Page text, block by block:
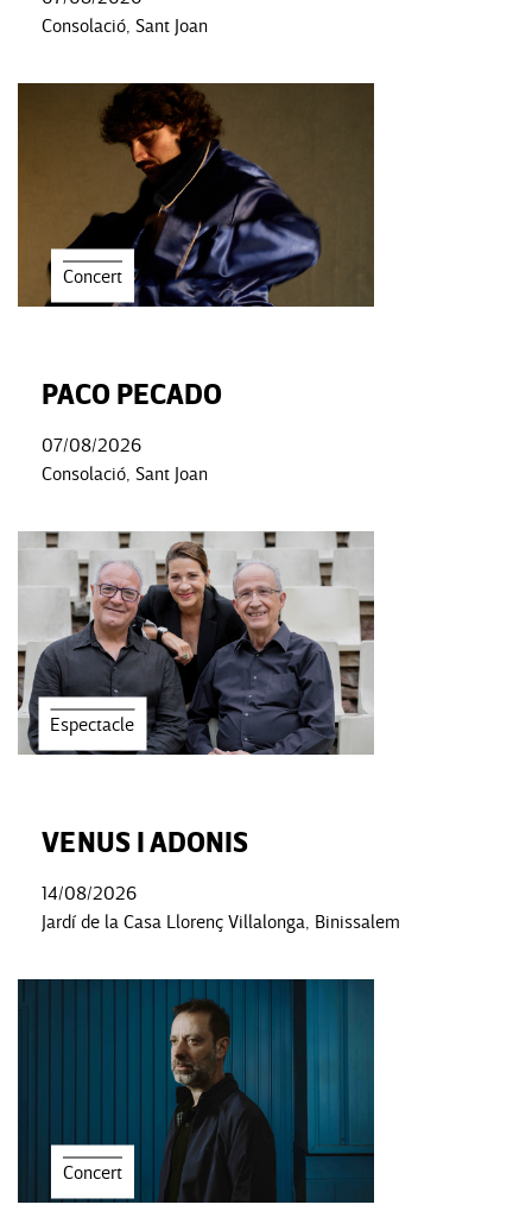
Consolació, Sant Joan
Concert
PACO PECADO
07/08/2026
Consolació, Sant Joan
Espectacle
VENUS I ADONIS
14/08/2026
Jardí de la Casa Llorenç Villalonga, Binissalem
Concert